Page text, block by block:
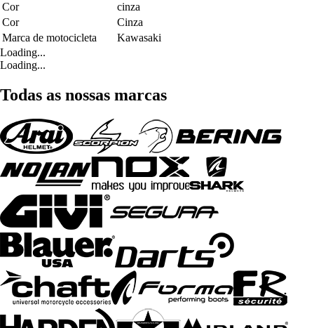
Cor
cinza
Cor
Cinza
Marca de motocicleta
Kawasaki
Loading...
Loading...
Todas as nossas marcas